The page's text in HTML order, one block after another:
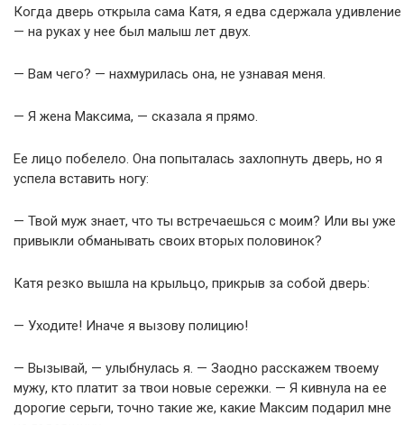
Когда дверь открыла сама Катя, я едва сдержала удивление
— на руках у нее был малыш лет двух.
— Вам чего? — нахмурилась она, не узнавая меня.
— Я жена Максима, — сказала я прямо.
Ее лицо побелело. Она попыталась захлопнуть дверь, но я
успела вставить ногу:
— Твой муж знает, что ты встречаешься с моим? Или вы уже
привыкли обманывать своих вторых половинок?
Катя резко вышла на крыльцо, прикрыв за собой дверь:
— Уходите! Иначе я вызову полицию!
— Вызывай, — улыбнулась я. — Заодно расскажем твоему
мужу, кто платит за твои новые сережки. — Я кивнула на ее
дорогие серьги, точно такие же, какие Максим подарил мне